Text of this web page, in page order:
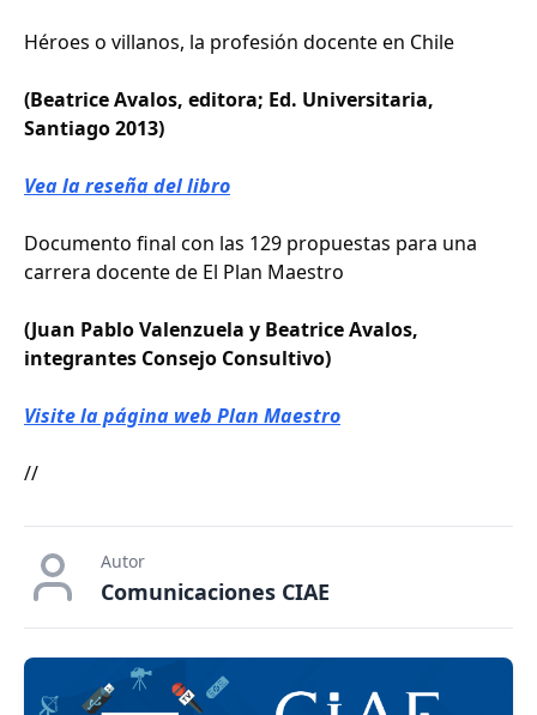
Héroes o villanos, la profesión docente en Chile
(Beatrice Avalos, editora; Ed. Universitaria,
Santiago 2013)
Vea la reseña del libro
Documento final con las 129 propuestas para una
carrera docente de El Plan Maestro
(Juan Pablo Valenzuela y Beatrice Avalos,
integrantes Consejo Consultivo)
Visite la página web Plan Maestro
//
Autor
Comunicaciones CIAE